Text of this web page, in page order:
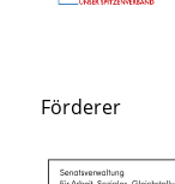
Förderer